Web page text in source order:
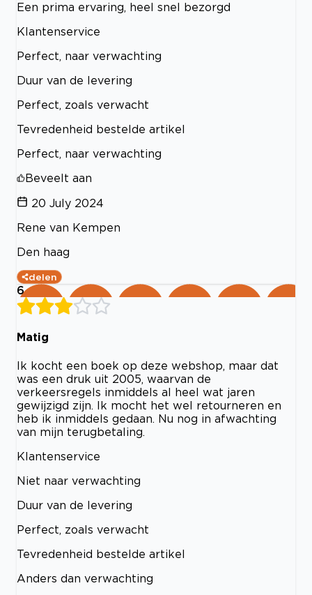
Een prima ervaring, heel snel bezorgd
Klantenservice
Perfect, naar verwachting
Duur van de levering
Perfect, zoals verwacht
Tevredenheid bestelde artikel
Perfect, naar verwachting
Beveelt aan
20 July 2024
Rene van Kempen
Den haag
delen
6
Matig
Ik kocht een boek op deze webshop, maar dat
was een druk uit 2005, waarvan de
verkeersregels inmiddels al heel wat jaren
gewijzigd zijn. Ik mocht het wel retourneren en
heb ik inmiddels gedaan. Nu nog in afwachting
van mijn terugbetaling.
Klantenservice
Niet naar verwachting
Duur van de levering
Perfect, zoals verwacht
Tevredenheid bestelde artikel
Anders dan verwachting